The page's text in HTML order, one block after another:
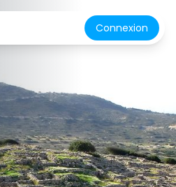
Connexion